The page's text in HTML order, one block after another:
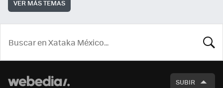
VER MÁS TEMAS
SUBIR